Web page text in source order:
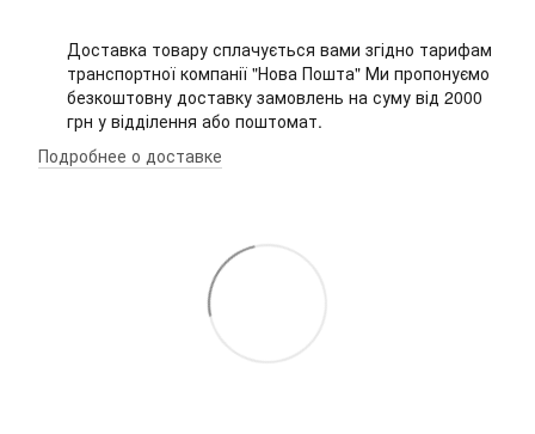
Доставка товару сплачується вами згідно тарифам
транспортної компанії "Нова Пошта" Ми пропонуємо
безкоштовну доставку замовлень на суму від 2000
грн у відділення або поштомат.
Подробнее о доставке